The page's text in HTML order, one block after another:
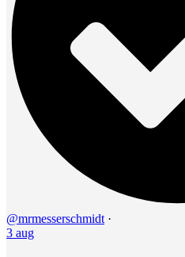
@mrmesserschmidt ·
3 aug